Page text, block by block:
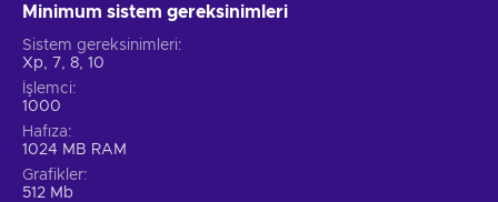
Minimum sistem gereksinimleri
Sistem gereksinimleri
Xp, 7, 8, 10
İşlemci
1000
Hafıza
1024 MB RAM
Grafikler
512 Mb